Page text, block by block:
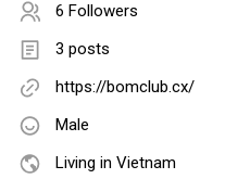
6 Followers
3 posts
https://bomclub.cx/
Male
Living in Vietnam